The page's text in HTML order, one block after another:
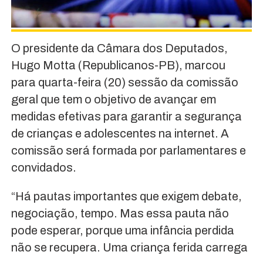
O presidente da Câmara dos Deputados,
Hugo Motta (Republicanos-PB), marcou
para quarta-feira (20) sessão da comissão
geral que tem o objetivo de avançar em
medidas efetivas para garantir a segurança
de crianças e adolescentes na internet. A
comissão será formada por parlamentares e
convidados.
“Há pautas importantes que exigem debate,
negociação, tempo. Mas essa pauta não
pode esperar, porque uma infância perdida
não se recupera. Uma criança ferida carrega